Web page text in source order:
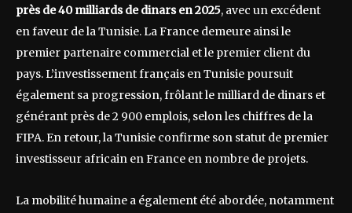
près de 40 milliards de dinars en 2025, avec un excédent
en faveur de la Tunisie. La France demeure ainsi le
premier partenaire commercial et le premier client du
pays. L’investissement français en Tunisie poursuit
également sa progression, frôlant le milliard de dinars et
générant près de 2 900 emplois, selon les chiffres de la
FIPA. En retour, la Tunisie confirme son statut de premier
investisseur africain en France en nombre de projets.
La mobilité humaine a également été abordée, notamment